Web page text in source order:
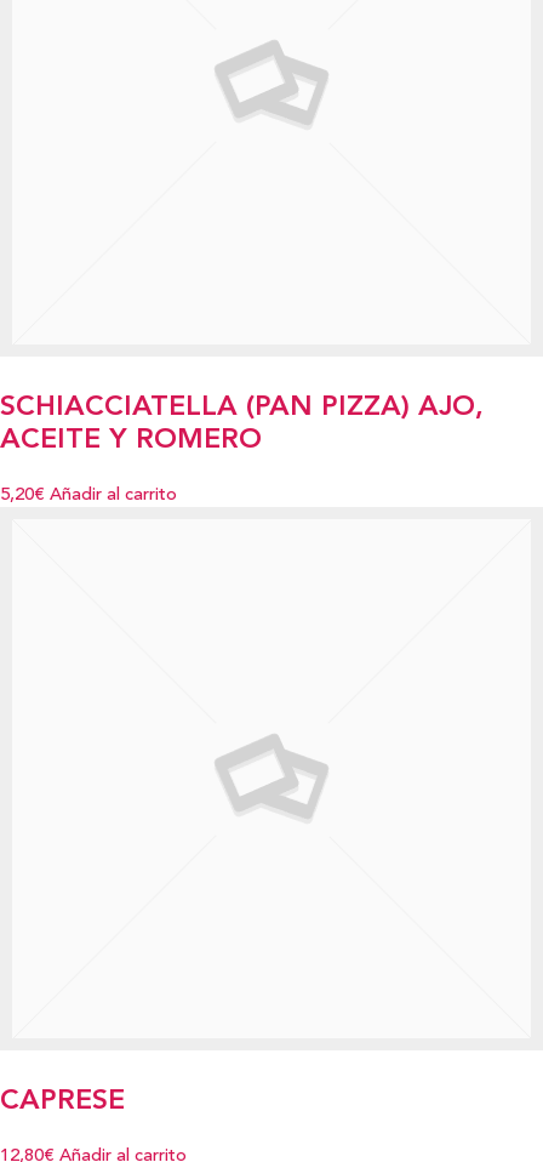
SCHIACCIATELLA (PAN PIZZA) AJO,
ACEITE Y ROMERO
5,20€ Añadir al carrito
CAPRESE
12,80€ Añadir al carrito